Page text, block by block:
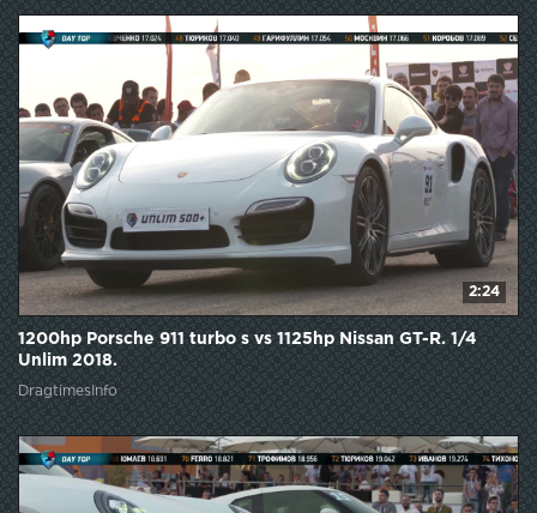
2:24
1200hp Porsche 911 turbo s vs 1125hp Nissan GT-R. 1/4
Unlim 2018.
DragtimesInfo